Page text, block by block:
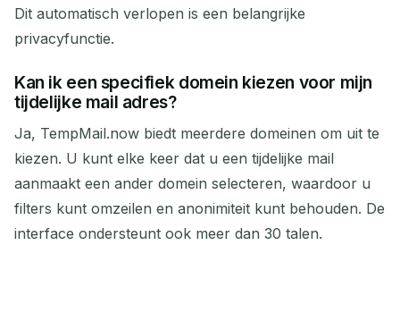
Dit automatisch verlopen is een belangrijke
privacyfunctie.
Kan ik een specifiek domein kiezen voor mijn
tijdelijke mail adres?
Ja, TempMail.now biedt meerdere domeinen om uit te
kiezen. U kunt elke keer dat u een tijdelijke mail
aanmaakt een ander domein selecteren, waardoor u
filters kunt omzeilen en anonimiteit kunt behouden. De
interface ondersteunt ook meer dan 30 talen.